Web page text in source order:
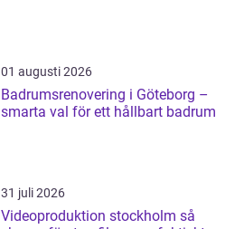
01 augusti 2026
Badrumsrenovering i Göteborg –
smarta val för ett hållbart badrum
31 juli 2026
Videoproduktion stockholm så